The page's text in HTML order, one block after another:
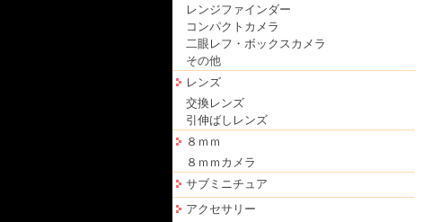
レンジファインダー
コンパクトカメラ
二眼レフ・ボックスカメラ
その他
レンズ
交換レンズ
引伸ばしレンズ
８ｍｍ
８ｍｍカメラ
サブミニチュア
アクセサリー